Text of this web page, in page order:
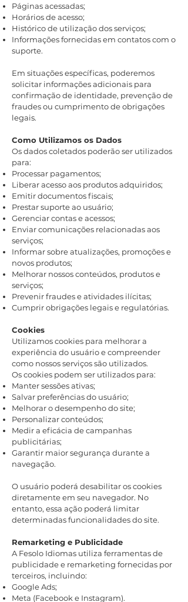
Páginas acessadas;
Horários de acesso;
Histórico de utilização dos serviços;
Informações fornecidas em contatos com o
suporte.
Em situações específicas, poderemos
solicitar informações adicionais para
confirmação de identidade, prevenção de
fraudes ou cumprimento de obrigações
legais.
Como Utilizamos os Dados
Os dados coletados poderão ser utilizados
para:
Processar pagamentos;
Liberar acesso aos produtos adquiridos;
Emitir documentos fiscais;
Prestar suporte ao usuário;
Gerenciar contas e acessos;
Enviar comunicações relacionadas aos
serviços;
Informar sobre atualizações, promoções e
novos produtos;
Melhorar nossos conteúdos, produtos e
serviços;
Prevenir fraudes e atividades ilícitas;
Cumprir obrigações legais e regulatórias.
Cookies
Utilizamos cookies para melhorar a
experiência do usuário e compreender
como nossos serviços são utilizados.
Os cookies podem ser utilizados para:
Manter sessões ativas;
Salvar preferências do usuário;
Melhorar o desempenho do site;
Personalizar conteúdos;
Medir a eficácia de campanhas
publicitárias;
Garantir maior segurança durante a
navegação.
O usuário poderá desabilitar os cookies
diretamente em seu navegador. No
entanto, essa ação poderá limitar
determinadas funcionalidades do site.
Remarketing e Publicidade
A Fesolo Idiomas utiliza ferramentas de
publicidade e remarketing fornecidas por
terceiros, incluindo:
Google Ads;
Meta (Facebook e Instagram).